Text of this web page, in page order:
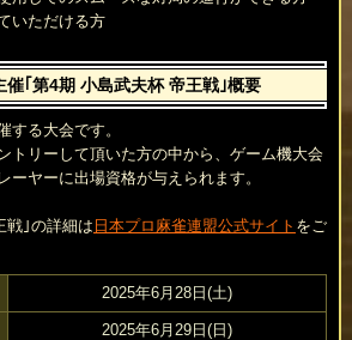
いただける方
｢第4期 小島武夫杯 帝王戦｣概要
する大会です。
トリーして頂いた方の中から、ゲーム機大会
ーヤーに出場資格が与えられます。
戦｣の詳細は 日本プロ麻雀連盟公式サイト をご
2025年6月28日(土)
2025年6月29日(日)